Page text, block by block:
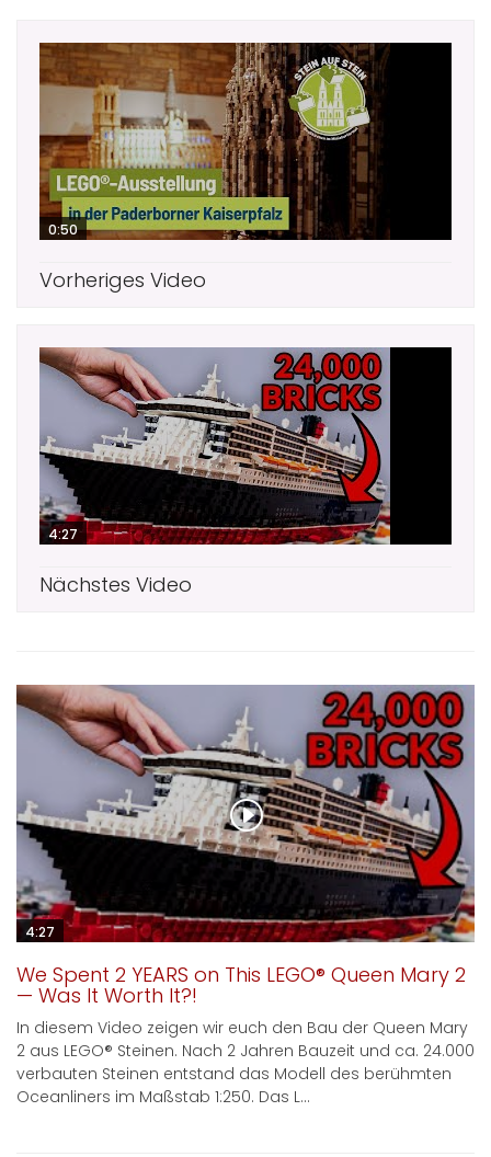
0:50
Vorheriges Video
4:27
Nächstes Video
4:27
We Spent 2 YEARS on This LEGO® Queen Mary 2
— Was It Worth It?!
In diesem Video zeigen wir euch den Bau der Queen Mary
2 aus LEGO® Steinen. Nach 2 Jahren Bauzeit und ca. 24.000
verbauten Steinen entstand das Modell des berühmten
Oceanliners im Maßstab 1:250. Das L...